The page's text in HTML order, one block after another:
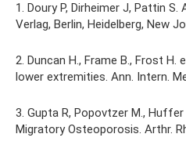
1. Doury P, Dirheimer J, Pattin
Verlag, Berlin, Heidelberg, New
2. Duncan H., Frame B., Frost
lower extremities. Ann. Intern.
3. Gupta R, Popovtzer M., Huffer
Migratory Osteoporosis. Arthr.